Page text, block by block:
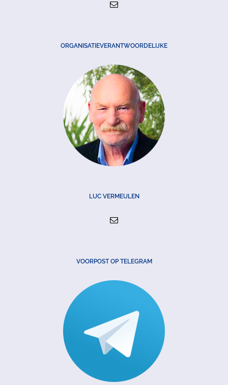
ORGANISATIEVERANTWOORDELIJKE
LUC VERMEULEN
VOORPOST OP TELEGRAM